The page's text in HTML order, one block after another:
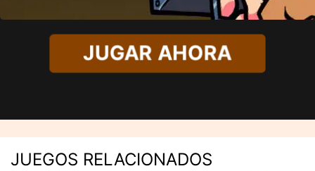
JUGAR AHORA
JUEGOS RELACIONADOS